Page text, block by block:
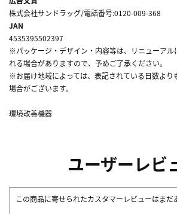
株式会社サンドラッグ/電話番号:0120-009-368
JAN
4535395502397
※パッケージ・デザイン・内容等は、リニューアル
れる場合がありますので、予めご了承ください。
※お届け地域によっては、表記されている日数より
場合がございます。
環境改善機器
ユーザーレビ
この商品に寄せられたカスタマーレビューはまだ